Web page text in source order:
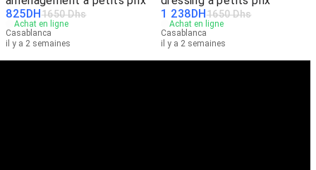
825DH1650 Dhs
Achat en ligne
Casablanca
il y a 2 semaines
1 238DH1650 Dhs
Achat en ligne
Casablanca
il y a 2 semaines